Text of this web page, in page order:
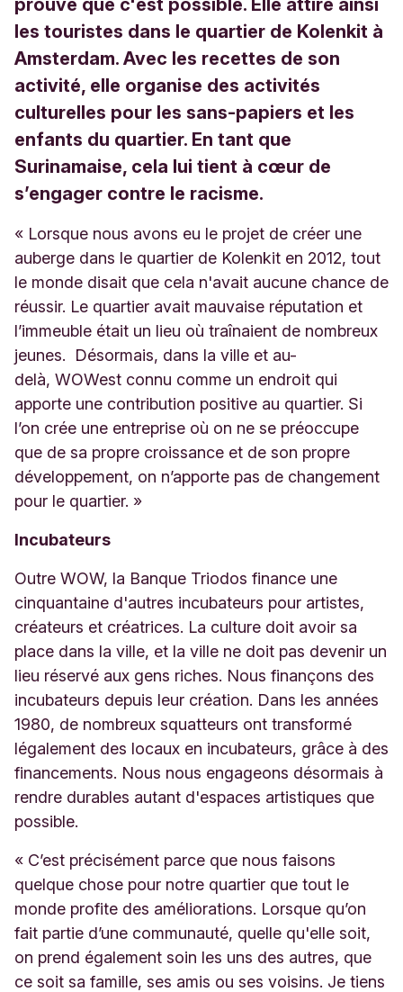
prouve que c'est possible. Elle attire ainsi
les touristes dans le quartier de Kolenkit à
Amsterdam. Avec les recettes de son
activité, elle organise des activités
culturelles pour les sans-papiers et les
enfants du quartier. En tant que
Surinamaise, cela lui tient à cœur de
s’engager contre le racisme.
« Lorsque nous avons eu le projet de créer une
auberge dans le quartier de Kolenkit en 2012, tout
le monde disait que cela n'avait aucune chance de
réussir. Le quartier avait mauvaise réputation et
l’immeuble était un lieu où traînaient de nombreux
jeunes. Désormais, dans la ville et au-
delà, WOWest connu comme un endroit qui
apporte une contribution positive au quartier. Si
l’on crée une entreprise où on ne se préoccupe
que de sa propre croissance et de son propre
développement, on n’apporte pas de changement
pour le quartier. »
Incubateurs
Outre WOW, la Banque Triodos finance une
cinquantaine d'autres incubateurs pour artistes,
créateurs et créatrices. La culture doit avoir sa
place dans la ville, et la ville ne doit pas devenir un
lieu réservé aux gens riches. Nous finançons des
incubateurs depuis leur création. Dans les années
1980, de nombreux squatteurs ont transformé
légalement des locaux en incubateurs, grâce à des
financements. Nous nous engageons désormais à
rendre durables autant d'espaces artistiques que
possible.
« C’est précisément parce que nous faisons
quelque chose pour notre quartier que tout le
monde profite des améliorations. Lorsque qu’on
fait partie d’une communauté, quelle qu'elle soit,
on prend également soin les uns des autres, que
ce soit sa famille, ses amis ou ses voisins. Je tiens